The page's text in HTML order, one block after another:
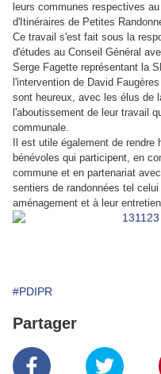
leurs communes respectives
d'Itinéraires de Petites
Ce travail s'est fait sous la
d'études au Conseil Général
Serge Fagette représentant la
l'intervention de David
sont heureux, avec les élus de
l'aboutissement de leur travail
communale.
Il est utile également de
bénévoles qui participent, en
commune et en partenariat
sentiers de randonnées tel
aménagement et à leur
#PDIPR
Partager